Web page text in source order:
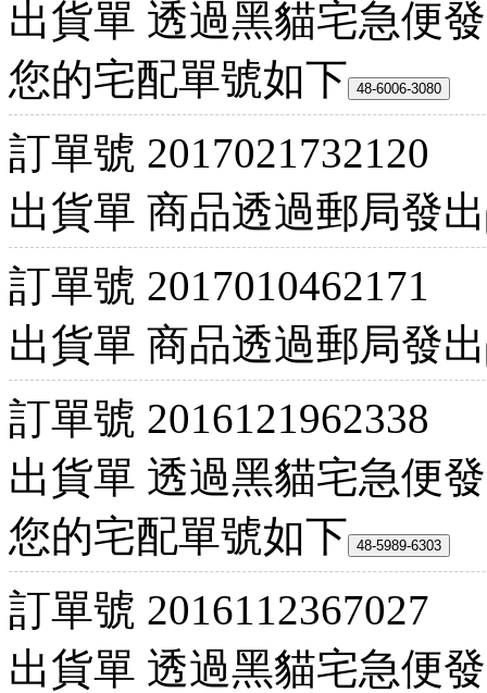
出貨單 透過黑貓宅急便
您的宅配單號如下
訂單號 2017021732120
出貨單 商品透過郵局發出
訂單號 2017010462171
出貨單 商品透過郵局發出
訂單號 2016121962338
出貨單 透過黑貓宅急便
您的宅配單號如下
訂單號 2016112367027
出貨單 透過黑貓宅急便